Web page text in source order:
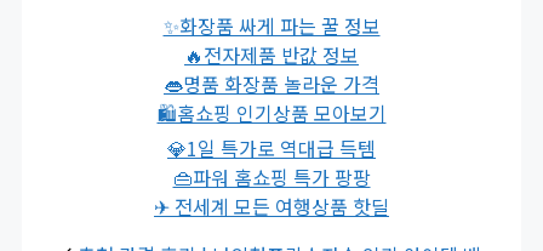
✨화장품 싸게 파는 꿀 정보
🔥전자제품 반값 정보
👄명품 화장품 놀라운 가격
🛍홈쇼핑 인기상품 모아보기
💎1일 특가로 역대급 득템
👜파워 홈쇼핑 특가 팡팡
✈ 전세계 모든 여행상품 핫딜